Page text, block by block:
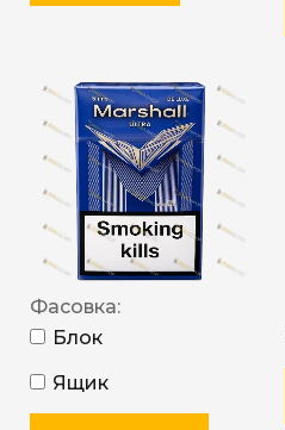
Фасовка:
Блок
Ящик